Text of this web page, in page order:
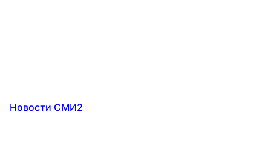
Новости СМИ2